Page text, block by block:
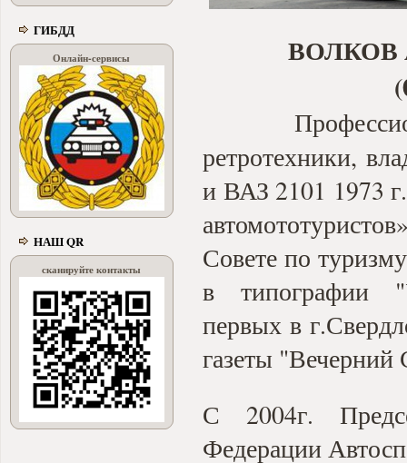
ГИБДД
Онлайн-сервисы
НАШ QR
сканируйте контакты
ретротехники,
и ВАЗ 2101 1973
Совете по
в типографии
первых в
газеты "Вечерний
С 2004г.
Федерации